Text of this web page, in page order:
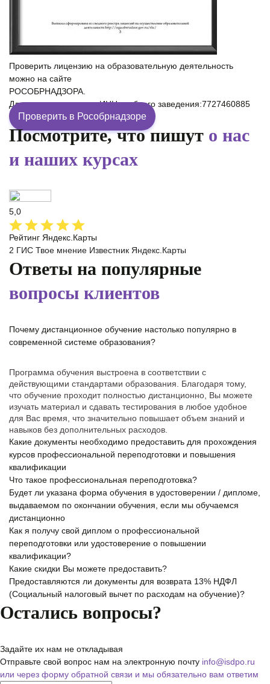
Проверить лицензию на образовательную деятельность
можно на сайте
РОСОБРНАДЗОРА.
Для проверки введите ИНН учебного заведения:7727460885
Проверить в Рособрнадзоре
Посмотрите, что пишут о нас
и наших курсах
5,0
Рейтинг Яндекс.Карты
2 ГИС Твое мнение Известник Яндекс.Карты
Ответы на популярные
вопросы клиентов
Почему дистанционное обучение настолько популярно в
современной системе образования?
Программа обучения выстроена в соответствии с
действующими стандартами образования. Благодаря тому,
что обучение проходит полностью дистанционно, Вы можете
изучать материал и сдавать тестирования в любое удобное
для Вас время, что значительно повышает объем знаний и
навыков без дополнительных расходов.
Какие документы необходимо предоставить для прохождения
курсов профессиональной переподготовки и повышения
квалификации
Что такое профессиональная переподготовка?
Будет ли указана форма обучения в удостоверении / дипломе,
выдаваемом по окончании обучения, если мы обучаемся
дистанционно
Как я получу свой диплом о профессиональной
переподготовки или удостоверение о повышении
квалификации?
Какие скидки Вы можете предоставить?
Предоставляются ли документы для возврата 13% НДФЛ
(Социальный налоговый вычет по расходам на обучение)?
Остались вопросы?
Задайте их нам не откладывая
Отправьте свой вопрос нам на электронную почту info@isdpo.ru
или через форму обратной связи и мы обязательно вам ответим